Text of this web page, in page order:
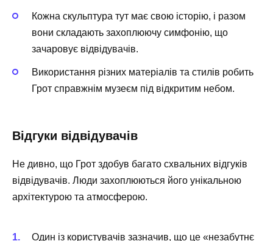
Кожна скульптура тут має свою історію, і разом
вони складають захоплюючу симфонію, що
зачаровує відвідувачів.
Використання різних матеріалів та стилів робить
Грот справжнім музеєм під відкритим небом.
Відгуки відвідувачів
Не дивно, що Грот здобув багато схвальних відгуків
відвідувачів. Люди захоплюються його унікальною
архітектурою та атмосферою.
Один із користувачів зазначив, що це «незабутнє